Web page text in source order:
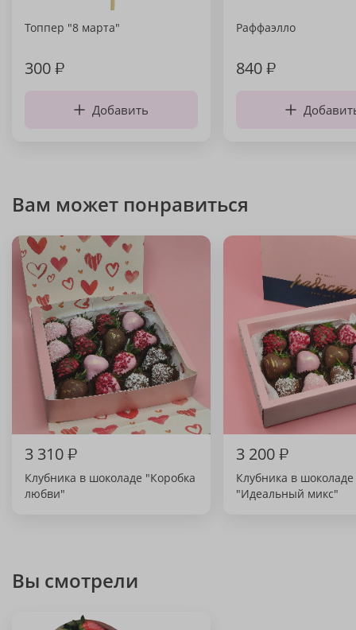
Топпер "8 марта"
300₽
Добавить
Раффаэлло
840₽
Вам может понравиться
3 310₽
Клубника в шоколаде "Коробка
любви"
3 200₽
Клубника в шоколаде
"Идеальный микс"
Вы смотрели